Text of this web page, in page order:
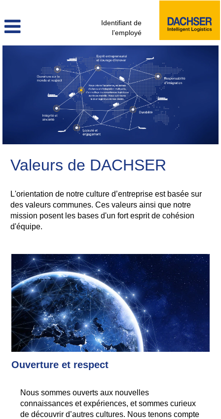
Identifiant de
l’employé
Valeurs de DACHSER
L'orientation de notre culture d’entreprise est basée sur
des valeurs communes. Ces valeurs ainsi que notre
mission posent les bases d'un fort esprit de cohésion
d'équipe.
Ouverture et respect
Nous sommes ouverts aux nouvelles
connaissances et expériences, et sommes curieux
de découvrir d’autres cultures. Nous tenons compte